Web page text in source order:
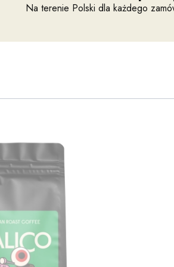
Na terenie Polski dla każdego